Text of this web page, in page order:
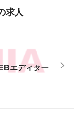
求人
エディター